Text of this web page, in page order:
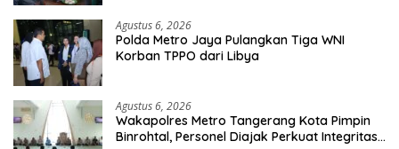
Agustus 6, 2026
Polda Metro Jaya Pulangkan Tiga WNI
Korban TPPO dari Libya
Agustus 6, 2026
Wakapolres Metro Tangerang Kota Pimpin
Binrohtal, Personel Diajak Perkuat Integritas